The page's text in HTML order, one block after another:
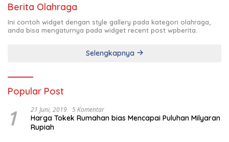
Berita Olahraga
Ini contoh widget dengan style gallery pada kategori olahraga,
anda bisa mengaturnya pada widget recent post wpberita.
Selengkapnya
Popular Post
1 21 Juni, 2019 5 Komentar
Harga Tokek Rumahan bias Mencapai Puluhan Milyaran
Rupiah